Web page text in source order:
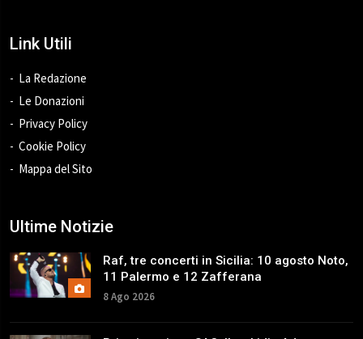
Link Utili
La Redazione
Le Donazioni
Privacy Policy
Cookie Policy
Mappa del Sito
Ultime Notizie
Raf, tre concerti in Sicilia: 10 agosto Noto,
11 Palermo e 12 Zafferana
8 Ago 2026